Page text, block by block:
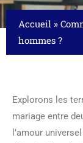
Accueil »
hommes ?
Explorons les
mariage entre
l’amour